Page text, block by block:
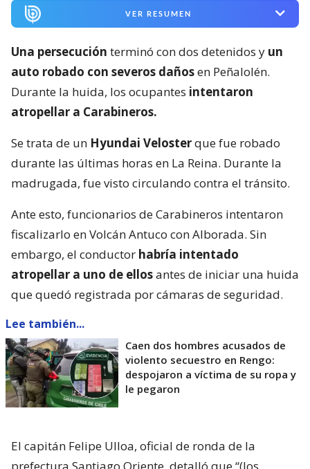
VER RESUMEN
Una persecución terminó con dos detenidos y un
auto robado con severos dañosen Peñalolén.
Durante la huida, los ocupantes intentaron
atropellar a Carabineros.
Se trata de un Hyundai Velosterque fue robado
durante las últimas horas en La Reina. Durante la
madrugada, fue visto circulando contra el tránsito.
Ante esto, funcionarios de Carabineros intentaron
fiscalizarlo en Volcán Antuco con Alborada. Sin
embargo, el conductor habría intentado
atropellar a uno de ellosantes de iniciar una huida
que quedó registrada por cámaras de seguridad.
Lee también...
Caen dos hombres acusados de
violento secuestro en Rengo:
despojaron a víctima de su ropa y
le pegaron
El capitán Felipe Ulloa, oficial de ronda de la
prefectura Santiago Oriente, detalló que “(los